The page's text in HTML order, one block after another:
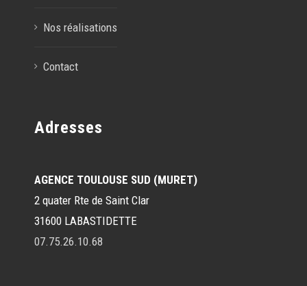
Nos réalisations
Contact
Adresses
AGENCE TOULOUSE SUD (MURET)
2 quater Rte de Saint Clar
31600 LABASTIDETTE
07.75.26.10.68